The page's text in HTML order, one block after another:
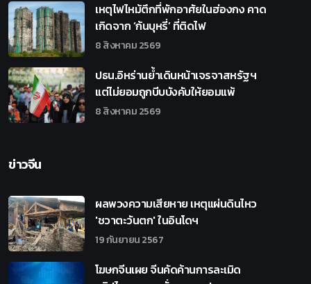
เหตุไฟไหม้ตึกที่พักอาศัยในฮ่องกง คาด
เกิดจาก ‘ก้นบุหรี่’ ที่ติดไฟ
8 สิงหาคม 2569
ปธน.อิหร่านย้ำเดินหน้าเจรจาสหรัฐฯ
แต่ไม่ยอมถูกบีบบังคับให้ยอมแพ้
8 สิงหาคม 2569
ข่าวจีน
ผลพวงความเสียหาย เหตุแผ่นดินไหว
'ชวาตะวันตก' ในอินโดฯ
19 กันยายน 2567
โฆษกจีนเผย จีนคัดค้านการละเมิด